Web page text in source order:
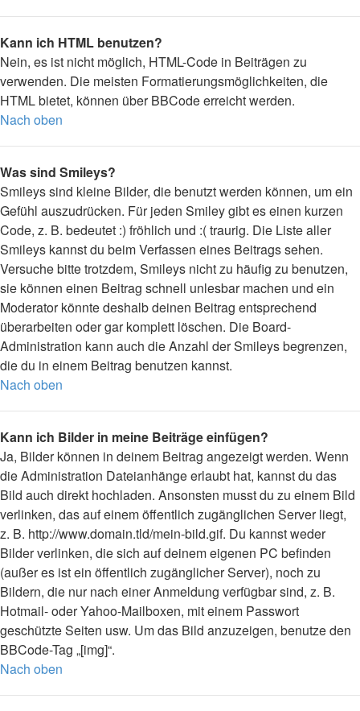
Kann ich HTML benutzen?
Nein, es ist nicht möglich, HTML-Code in Beiträgen zu
verwenden. Die meisten Formatierungsmöglichkeiten, die
HTML bietet, können über BBCode erreicht werden.
Nach oben
Was sind Smileys?
Smileys sind kleine Bilder, die benutzt werden können, um ein
Gefühl auszudrücken. Für jeden Smiley gibt es einen kurzen
Code, z. B. bedeutet :) fröhlich und :( traurig. Die Liste aller
Smileys kannst du beim Verfassen eines Beitrags sehen.
Versuche bitte trotzdem, Smileys nicht zu häufig zu benutzen,
sie können einen Beitrag schnell unlesbar machen und ein
Moderator könnte deshalb deinen Beitrag entsprechend
überarbeiten oder gar komplett löschen. Die Board-
Administration kann auch die Anzahl der Smileys begrenzen,
die du in einem Beitrag benutzen kannst.
Nach oben
Kann ich Bilder in meine Beiträge einfügen?
Ja, Bilder können in deinem Beitrag angezeigt werden. Wenn
die Administration Dateianhänge erlaubt hat, kannst du das
Bild auch direkt hochladen. Ansonsten musst du zu einem Bild
verlinken, das auf einem öffentlich zugänglichen Server liegt,
z. B. http://www.domain.tld/mein-bild.gif. Du kannst weder
Bilder verlinken, die sich auf deinem eigenen PC befinden
(außer es ist ein öffentlich zugänglicher Server), noch zu
Bildern, die nur nach einer Anmeldung verfügbar sind, z. B.
Hotmail- oder Yahoo-Mailboxen, mit einem Passwort
geschützte Seiten usw. Um das Bild anzuzeigen, benutze den
BBCode-Tag „[img]“.
Nach oben